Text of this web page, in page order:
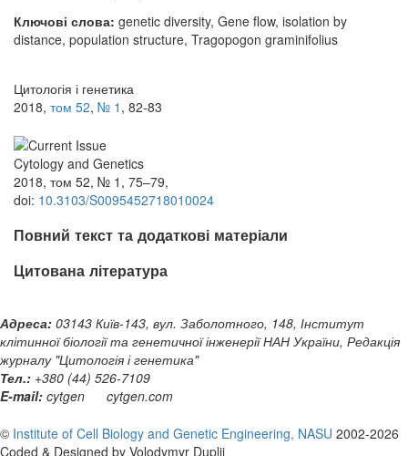
Ключові слова: genetic diversity, Gene flow, isolation by
distance, population structure, Tragopogon graminifolius
Цитологія і генетика
2018, том 52, № 1 , 82-83
Cytology and Genetics
2018, том 52, № 1, 75–79,
doi: 10.3103/S0095452718010024
Повний текст та додаткові матеріали
Цитована література
Адреса: 03143 Київ-143, вул. Заболотного, 148, Інститут
клітинної біології та генетичної інженерії НАН України, Редакція
журналу "Цитологія і генетика"
Тел.: +380 (44) 526-7109
E-mail: cytgen cytgen.com
© Institute of Cell Biology and Genetic Engineering, NASU 2002-2026
Coded & Designed by Volodymyr Duplij